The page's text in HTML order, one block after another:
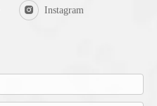
Instagram